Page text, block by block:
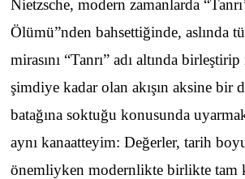
Nietzsche, modern zamanlarda
Ölümü”nden bahsettiğinde, aslında
mirasını “Tanrı” adı altında
şimdiye kadar olan akışın aksine bir
batağına soktuğu konusunda
aynı kanaatteyim: Değerler, tarih
önemliyken modernlikte birlikte tam